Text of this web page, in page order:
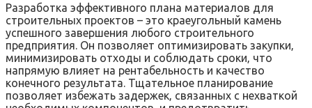
Разработка эффективного плана материалов для
строительных проектов – это краеугольный камень
успешного завершения любого строительного
предприятия. Он позволяет оптимизировать закупки‚
минимизировать отходы и соблюдать сроки‚ что
напрямую влияет на рентабельность и качество
конечного результата. Тщательное планирование
позволяет избежать задержек‚ связанных с нехваткой